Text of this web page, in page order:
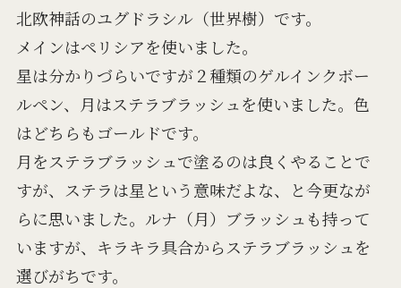
北欧神話のユグドラシル（世界樹）です。
メインはペリシアを使いました。
星は分かりづらいですが２種類のゲルインクボー
ルペン、月はステラブラッシュを使いました。色
はどちらもゴールドです。
月をステラブラッシュで塗るのは良くやることで
すが、ステラは星という意味だよな、と今更なが
らに思いました。ルナ（月）ブラッシュも持って
いますが、キラキラ具合からステラブラッシュを
選びがちです。